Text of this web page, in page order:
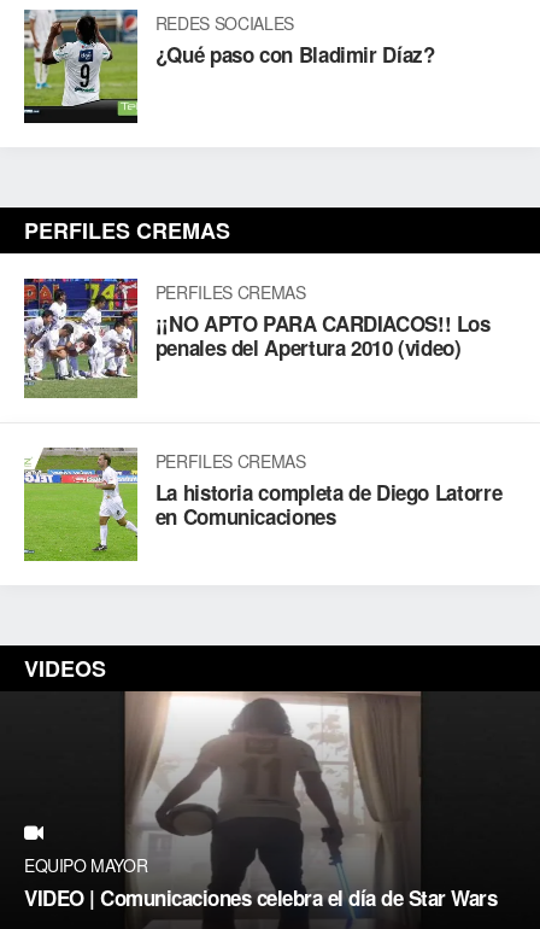
REDES SOCIALES
¿Qué paso con Bladimir Díaz?
PERFILES CREMAS
PERFILES CREMAS
¡¡NO APTO PARA CARDIACOS!! Los
penales del Apertura 2010 (video)
PERFILES CREMAS
La historia completa de Diego Latorre
en Comunicaciones
VIDEOS
EQUIPO MAYOR
VIDEO | Comunicaciones celebra el día de Star Wars